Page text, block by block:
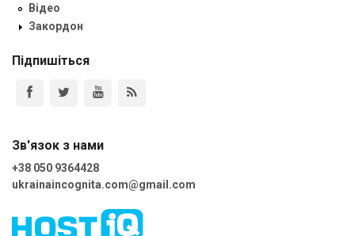
Відео
Закордон
Підпишіться
Зв'язок з нами
+38 050 9364428
ukrainaincognita.com@gmail.com